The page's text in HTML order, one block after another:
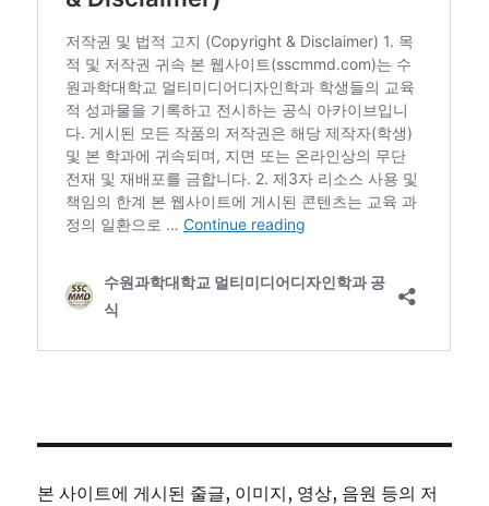
본 사이트에 게시된 줄글, 이미지, 영상, 음원 등의 저